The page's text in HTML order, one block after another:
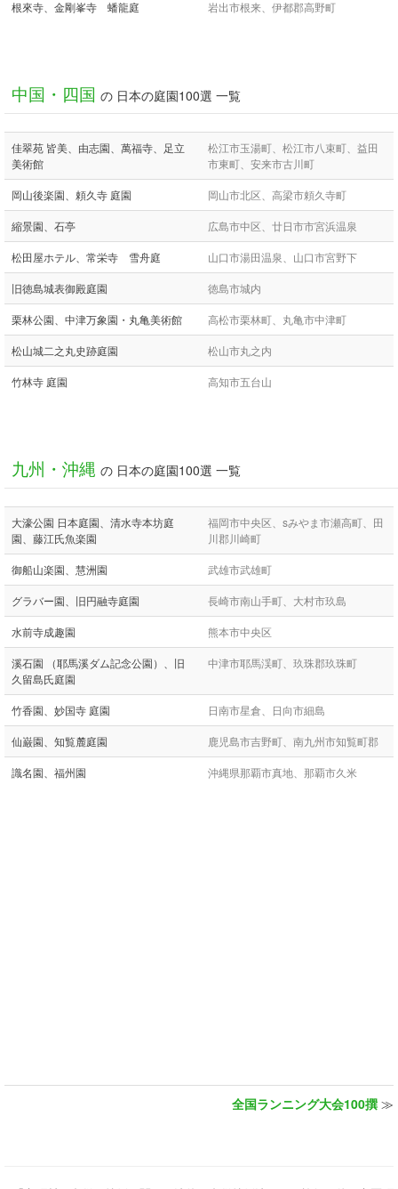
根來寺、金剛峯寺 蟠龍庭 岩出市根来、伊都郡高野町
中国・四国 の 日本の庭園100選 一覧
佳翠苑 皆美、由志園、萬福寺、足立
美術館
松江市玉湯町、松江市八束町、益田
市東町、安来市古川町
岡山後楽園、頼久寺 庭園 岡山市北区、高梁市頼久寺町
縮景園、石亭 広島市中区、廿日市市宮浜温泉
松田屋ホテル、常栄寺 雪舟庭 山口市湯田温泉、山口市宮野下
旧徳島城表御殿庭園 徳島市城内
栗林公園、中津万象園・丸亀美術館 高松市栗林町、丸亀市中津町
松山城二之丸史跡庭園 松山市丸之内
竹林寺 庭園 高知市五台山
九州・沖縄 の 日本の庭園100選 一覧
大濠公園 日本庭園、清水寺本坊庭
園、藤江氏魚楽園
福岡市中央区、sみやま市瀬高町、田
川郡川崎町
御船山楽園、慧洲園 武雄市武雄町
グラバー園、旧円融寺庭園 長崎市南山手町、大村市玖島
水前寺成趣園 熊本市中央区
溪石園 （耶馬溪ダム記念公園）、旧
久留島氏庭園
中津市耶馬渓町、玖珠郡玖珠町
竹香園、妙国寺 庭園 日南市星倉、日向市細島
仙巌園、知覧麓庭園 鹿児島市吉野町、南九州市知覧町郡
識名園、福州園 沖縄県那覇市真地、那覇市久米
全国ランニング大会100撰 ≫